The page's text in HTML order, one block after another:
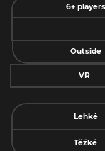
6+ players
Outside
VR
Lehké
Těžké